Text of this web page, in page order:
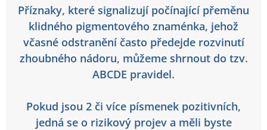
Příznaky, které signalizují počínající přeměnu
klidného pigmentového znaménka, jehož
včasné odstranění často předejde rozvinutí
zhoubného nádoru, můžeme shrnout do tzv.
ABCDE pravidel.
Pokud jsou 2 či více písmenek pozitivních,
jedná se o rizikový projev a měli byste